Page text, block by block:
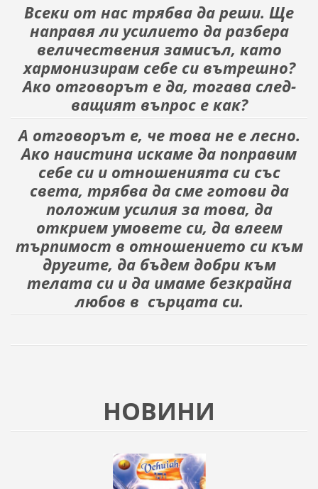
Всеки от нас трябва да реши. Ще
направя ли усилието да разбера
величествения замисъл, като
хармо­низирам себе си вътрешно?
Ако отговорът е да, тогава след­
ващият въпрос е как?
А отговорът е, че това не е лесно.
Ако наистина искаме да поправим
себе си и отношенията си със
света, трябва да сме готови да
положим усилия за това, да
открием умовете си, да влеем
търпимост в отношението си към
другите, да бъдем добри към
телата си и да имаме безкрайна
любов в сърцата си.
НОВИНИ